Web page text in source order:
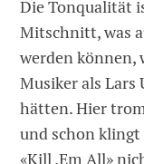
Die Tonqualität
Mitschnitt, was
werden können,
Musiker als Lars
hätten. Hier
und schon klingt
«Kill ‚Em All»